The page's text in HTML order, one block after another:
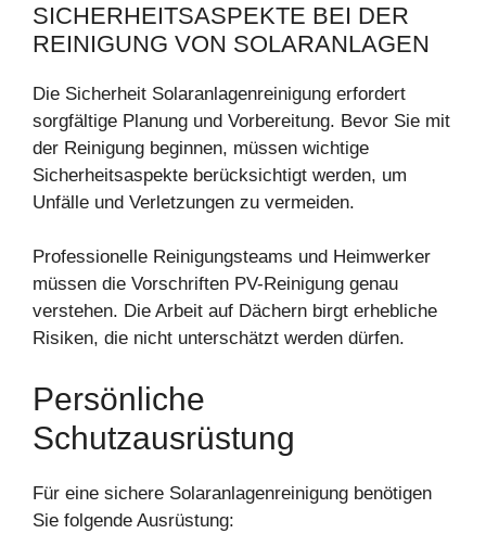
SICHERHEITSASPEKTE BEI DER
REINIGUNG VON SOLARANLAGEN
Die Sicherheit Solaranlagenreinigung erfordert
sorgfältige Planung und Vorbereitung. Bevor Sie mit
der Reinigung beginnen, müssen wichtige
Sicherheitsaspekte berücksichtigt werden, um
Unfälle und Verletzungen zu vermeiden.
Professionelle Reinigungsteams und Heimwerker
müssen die Vorschriften PV-Reinigung genau
verstehen. Die Arbeit auf Dächern birgt erhebliche
Risiken, die nicht unterschätzt werden dürfen.
Persönliche
Schutzausrüstung
Für eine sichere Solaranlagenreinigung benötigen
Sie folgende Ausrüstung: